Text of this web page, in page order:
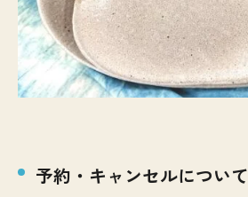
予約・キャンセルについて